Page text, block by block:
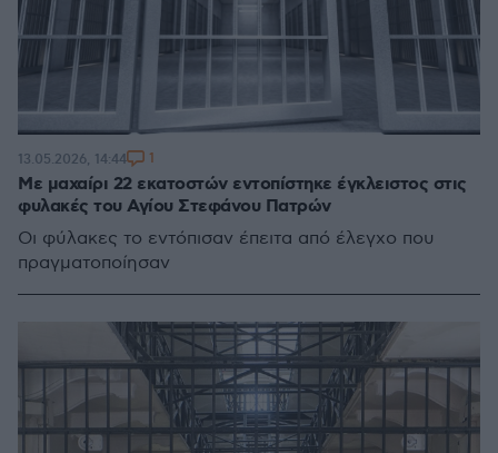
Με μαχαίρι 22 εκατοστών εντοπίστηκε έγκλειστος στις
φυλακές του Αγίου Στεφάνου Πατρών
Οι φύλακες το εντόπισαν έπειτα από έλεγχο που
πραγματοποίησαν
13.05.2026, 14:44 1